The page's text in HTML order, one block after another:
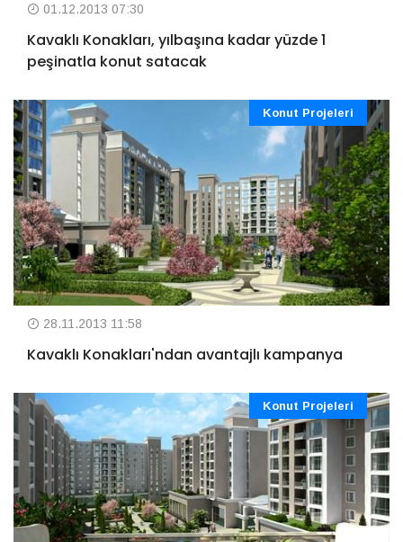
01.12.2013 07:30
Kavaklı Konakları, yılbaşına kadar yüzde 1
peşinatla konut satacak
Konut Projeleri
28.11.2013 11:58
Kavaklı Konakları'ndan avantajlı kampanya
Konut Projeleri